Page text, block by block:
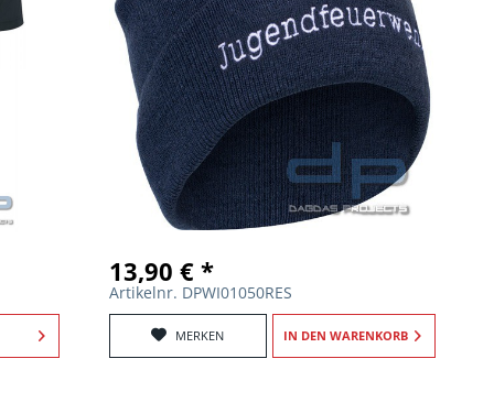
13,90 € *
Artikelnr. DPWI01050RES
MERKEN IN DEN WARENKORB